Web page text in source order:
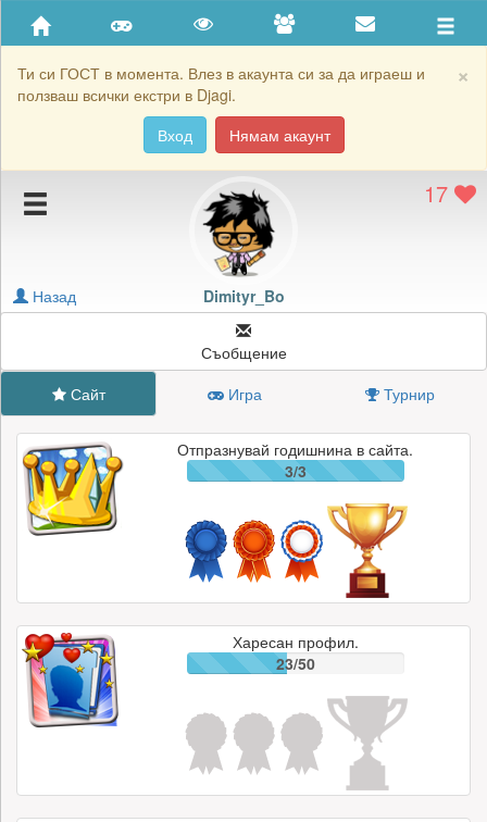
×
Ти си ГОСТ в момента. Влез в акаунта си за да играеш и
ползваш всички екстри в Djagi.
Вход
Нямам акаунт
Приятели
Хронология на игри
Подаръците на Dimityr_Bo
Картичките на Dimityr_Bo
Блокирай Dimityr_Bo
17
Dimityr_Bo
Назад
Съобщение
Сайт
Игра Турнир
Отпразнувай годишнина в сайта.
3/3
Харесан профил.
23/50